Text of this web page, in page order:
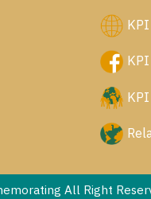
All Right